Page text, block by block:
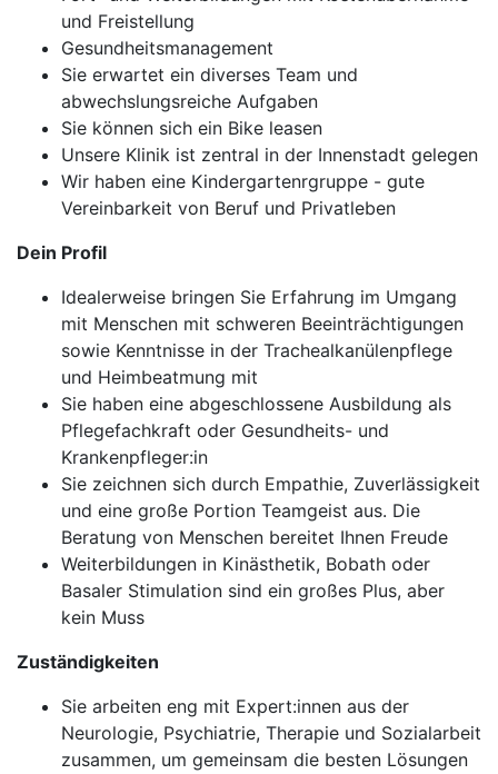
und Freistellung
Gesundheitsmanagement
Sie erwartet ein diverses Team und
abwechslungsreiche Aufgaben
Sie können sich ein Bike leasen
Unsere Klinik ist zentral in der Innenstadt gelegen
Wir haben eine Kindergartenrgruppe - gute
Vereinbarkeit von Beruf und Privatleben
Dein Profil
Idealerweise bringen Sie Erfahrung im Umgang
mit Menschen mit schweren Beeinträchtigungen
sowie Kenntnisse in der Trachealkanülenpflege
und Heimbeatmung mit
Sie haben eine abgeschlossene Ausbildung als
Pflegefachkraft oder Gesundheits- und
Krankenpfleger:in
Sie zeichnen sich durch Empathie, Zuverlässigkeit
und eine große Portion Teamgeist aus. Die
Beratung von Menschen bereitet Ihnen Freude
Weiterbildungen in Kinästhetik, Bobath oder
Basaler Stimulation sind ein großes Plus, aber
kein Muss
Zuständigkeiten
Sie arbeiten eng mit Expert:innen aus der
Neurologie, Psychiatrie, Therapie und Sozialarbeit
zusammen, um gemeinsam die besten Lösungen